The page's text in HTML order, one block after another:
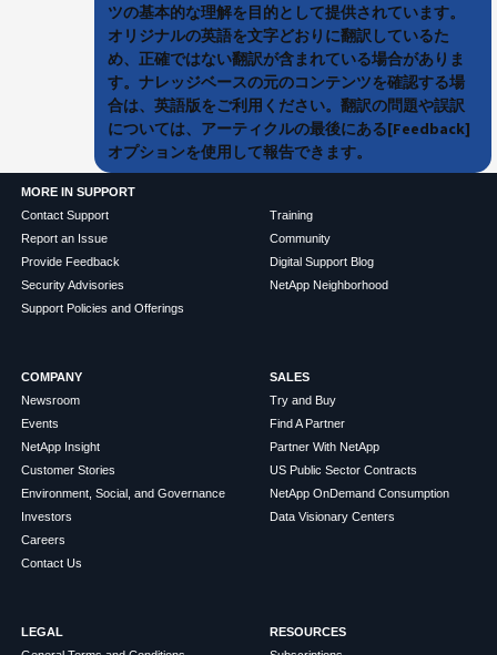
ツの基本的な理解を目的として提供されています。
オリジナルの英語を文字どおりに翻訳しているた
め、正確ではない翻訳が含まれている場合がありま
す。ナレッジベースの元のコンテンツを確認する場
合は、英語版をご利用ください。翻訳の問題や誤訳
については、アーティクルの最後にある[Feedback]
オプションを使用して報告できます。
MORE IN SUPPORT
Contact Support
Report an Issue
Provide Feedback
Security Advisories
Support Policies and Offerings
Training
Community
Digital Support Blog
NetApp Neighborhood
COMPANY
Newsroom
Events
NetApp Insight
Customer Stories
Environment, Social, and Governance
Investors
Careers
Contact Us
SALES
Try and Buy
Find A Partner
Partner With NetApp
US Public Sector Contracts
NetApp OnDemand Consumption
Data Visionary Centers
LEGAL
RESOURCES